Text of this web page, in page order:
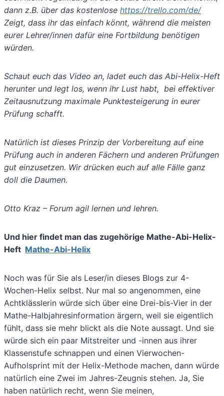
dann z.B. über das kostenlose https://trello.com/de/
Zeigt, dass ihr das einfach könnt, während die meisten
eurer Lehrer/innen dafür eine Fortbildung benötigen
würden.
Schaut euch das Video an, ladet euch das Abi-Helix-Heft
herunter und legt los, wenn ihr Lust habt, bei effektiver
Zeitausnutzung maximale Punktesteigerung in eurer
Prüfung schafft.
Natürlich ist dieses Prinzip der Vorbereitung auf eine
Prüfung auch in anderen Fächern und anderen Prüfungen
gut einzusetzen. Wir drücken euch auf alle Fälle ganz
doll die Daumen.
Otto Kraz – Forum agil lernen und lehren.
Und hier findet man das zugehörige Mathe-Abi-Helix-
Heft Mathe-Abi-Helix
Noch was für Sie als Leser/in dieses Blogs zur 4-
Wochen-Helix selbst. Nur mal so angenommen, eine
Achtklässlerin würde sich über eine Drei-bis-Vier in der
Mathe-Halbjahresinformation ärgern, weil sie eigentlich
fühlt, dass sie mehr blickt als die Note aussagt. Und sie
würde sich ein paar Mitstreiter und -innen aus ihrer
Klassenstufe schnappen und einen Vierwochen-
Aufholsprint mit der Helix-Methode machen, dann würde
natürlich eine Zwei im Jahres-Zeugnis stehen. Ja, Sie
haben natürlich recht, wenn Sie meinen,